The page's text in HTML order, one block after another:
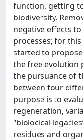
function, getting
biodiversity.
negative effects
processes; for
started to
the free evolution
the pursuance of
between four
purpose is to
regeneration,
“biolocical
residues and